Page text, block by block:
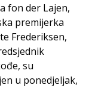
fon der Lajen,
premijerka
Frederiksen,
su
u ponedjeljak,